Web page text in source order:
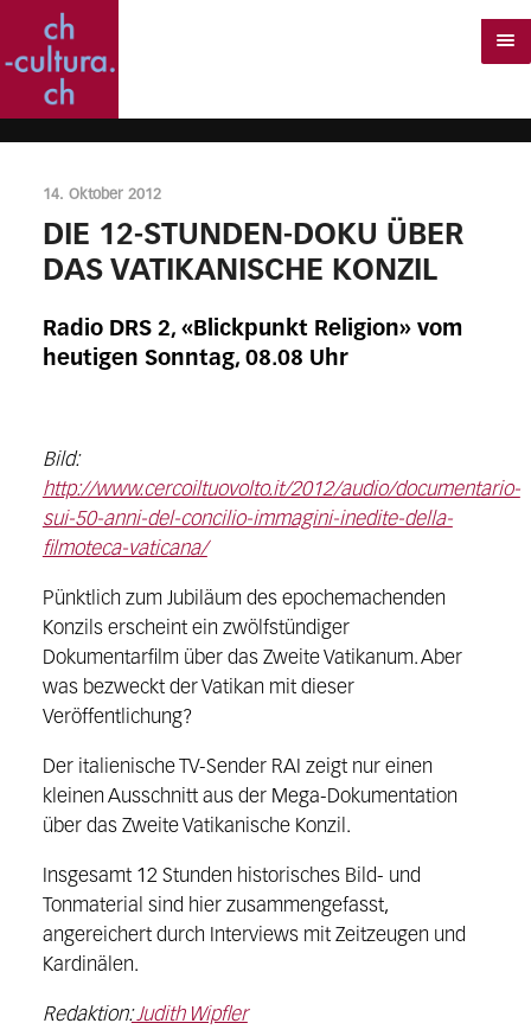
14. Oktober 2012
DIE 12-STUNDEN-DOKU ÜBER
DAS VATIKANISCHE KONZIL
Radio DRS 2, «Blickpunkt Religion» vom
heutigen Sonntag, 08.08 Uhr
Bild:
http://www.cercoiltuovolto.it/2012/audio/documentario-
sui-50-anni-del-concilio-immagini-inedite-della-
filmoteca-vaticana/
Pünktlich zum Jubiläum des epochemachenden
Konzils erscheint ein zwölfstündiger
Dokumentarfilm über das Zweite Vatikanum. Aber
was bezweckt der Vatikan mit dieser
Veröffentlichung?
Der italienische TV-Sender RAI zeigt nur einen
kleinen Ausschnitt aus der Mega-Dokumentation
über das Zweite Vatikanische Konzil.
Insgesamt 12 Stunden historisches Bild- und
Tonmaterial sind hier zusammengefasst,
angereichert durch Interviews mit Zeitzeugen und
Kardinälen.
Redaktion:Judith Wipfler